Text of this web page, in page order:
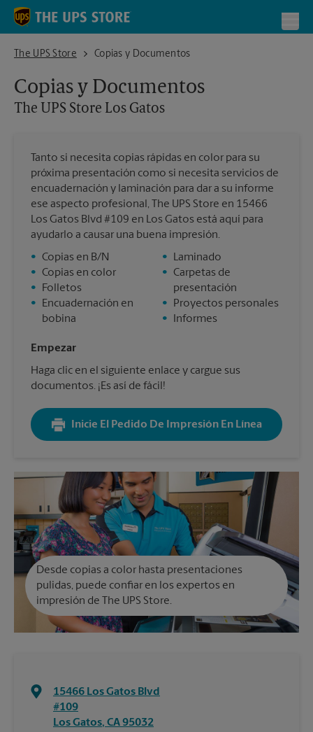
Skip to content
Return to Nav
The UPS Store
The UPS Store Los GatosCopias y Documentos
Copias y Documentos
The UPS Store Los Gatos
Tanto si necesita copias rápidas en color para su
próxima presentación como si necesita servicios de
encuadernación y laminación para dar a su informe
ese aspecto profesional, The UPS Store en 15466
Los Gatos Blvd #109 en Los Gatos está aquí para
ayudarlo a causar una buena impresión.
• Copias en B/N
• Copias en color
•
Folletos
•
Encuadernación en
bobina
•
Laminado
• Carpetas de
presentación
•
Proyectos personales
•
Informes
Empezar
Haga clic en el siguiente enlace y cargue sus
documentos. ¡Es así de fácil!
Inicie El Pedido De Impresión En Línea
Desde copias a color hasta presentaciones
pulidas, puede confiar en los expertos en
impresión de The UPS Store.
15466 Los Gatos Blvd
#109
Los Gatos, CA95032